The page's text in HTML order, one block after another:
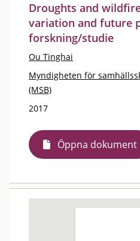
Droughts and
variation and future
forskning/studie
Ou Tinghai
Myndigheten för
(MSB)
2017
Öppna dokument